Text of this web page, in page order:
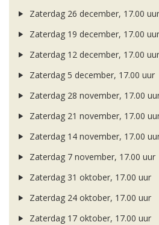
Zaterdag 26 december, 17.00 uur
Zaterdag 19 december, 17.00 uur
Zaterdag 12 december, 17.00 uur
Zaterdag 5 december, 17.00 uur
Zaterdag 28 november, 17.00
Zaterdag 21 november, 17.00
Zaterdag 14 november, 17.00
Zaterdag 7 november, 17.00 uur
Zaterdag 31 oktober, 17.00 uur
Zaterdag 24 oktober, 17.00 uur
Zaterdag 17 oktober, 17.00 uur